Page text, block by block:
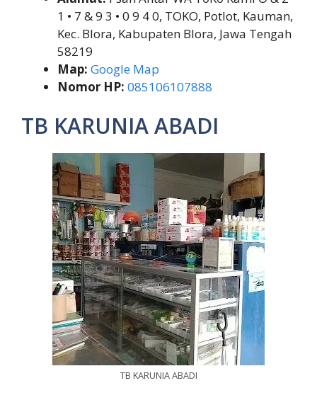
1 • 7 & 9 3 • 0 9 4 0, TOKO, Potlot, Kauman,
Kec. Blora, Kabupaten Blora, Jawa Tengah
58219
Map: Google Map
Nomor HP: 085106107888
TB KARUNIA ABADI
TB KARUNIA ABADI